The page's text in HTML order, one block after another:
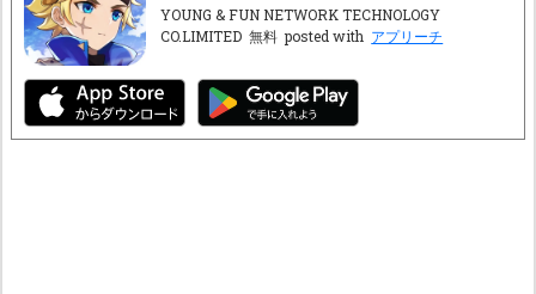
YOUNG & FUN NETWORK TECHNOLOGY
CO.LIMITED 無料 posted with アプリーチ